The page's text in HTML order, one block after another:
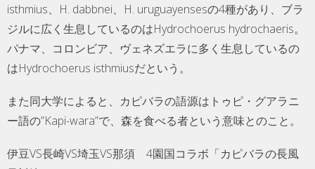
isthmius、H. dabbnei、H. uruguayensesの4種があり、ブラ
ジルに広く生息しているのはHydrochoerus hydrochaeris。
パナマ、コロンビア、ヴェネズエラに多く生息しているの
はHydrochoerus isthmiusだという。
また同大学によると、カピバラの語源はトゥピ・グアラニ
ー語の”Kapi-wara”で、森を食べる者という意味とのこと。
伊豆VS長崎VS埼玉VS那須 4園国コラボ「カピバラの長風